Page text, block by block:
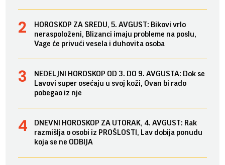
HOROSKOP ZA SREDU, 5. AVGUST: Bikovi vrlo
neraspoloženi, Blizanci imaju probleme na poslu,
Vage će privući vesela i duhovita osoba
NEDELJNI HOROSKOP OD 3. DO 9. AVGUSTA: Dok se
Lavovi super osećaju u svoj koži, Ovan bi rado
pobegao iz nje
DNEVNI HOROSKOP ZA UTORAK, 4. AVGUST: Rak
razmišlja o osobi iz PROŠLOSTI, Lav dobija ponudu
koja se ne ODBIJA